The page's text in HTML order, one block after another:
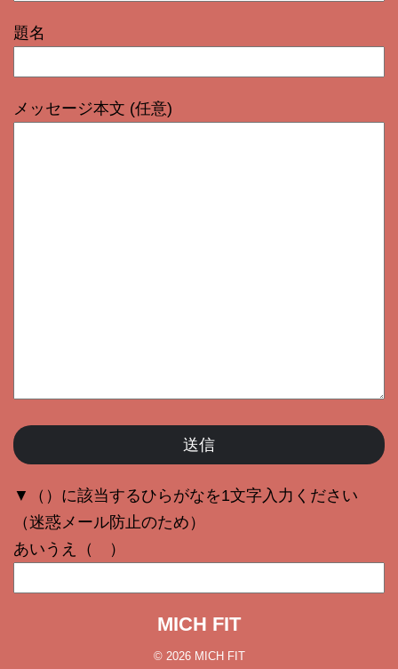
題名
メッセージ本文 (任意)
▼（）に該当するひらがなを1文字入力ください
（迷惑メール防止のため）
あいうえ（ ）
MICH FIT
© 2026 MICH FIT